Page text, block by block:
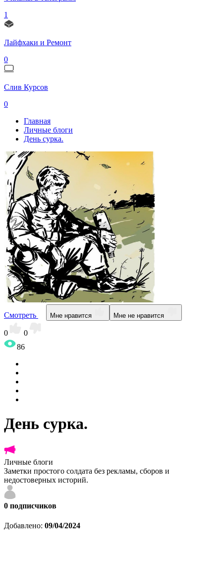
1
Лайфхаки и Ремонт
0
Слив Курсов
0
Главная
Личные блоги
День сурка.
Смотреть Мне нравится Мне не нравится
0
0
86
День сурка.
Личные блоги
Заметки простого солдата без рекламы, сборов и
недостоверных историй.
0 подписчиков
Добавлено: 09/04/2024